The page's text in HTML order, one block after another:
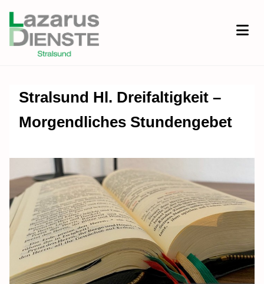
Stralsund Hl. Dreifaltigkeit –
Morgendliches Stundengebet